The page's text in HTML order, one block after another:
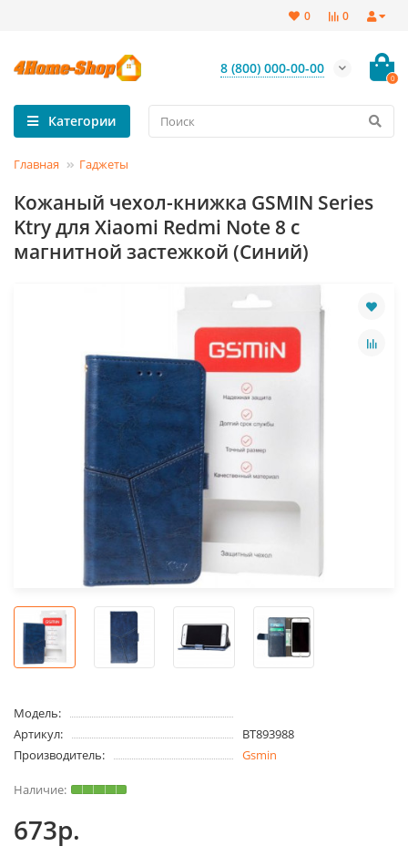
0
0
8 (800) 000-00-00
0
Категории
Главная Гаджеты
Кожаный чехол-книжка GSMIN Series
Ktry для Xiaomi Redmi Note 8 с
магнитной застежкой (Синий)
Модель:
Артикул:
BT893988
Производитель:
Gsmin
673р.